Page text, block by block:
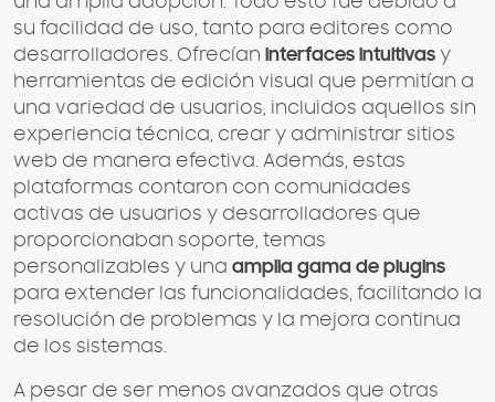
su facilidad de uso, tanto para editores como
desarrolladores. Ofrecían interfaces intuitivas y
herramientas de edición visual que permitían a
una variedad de usuarios, incluidos aquellos sin
experiencia técnica, crear y administrar sitios
web de manera efectiva. Además, estas
plataformas contaron con comunidades
activas de usuarios y desarrolladores que
proporcionaban soporte, temas
personalizables y una amplia gama de plugins
para extender las funcionalidades, facilitando la
resolución de problemas y la mejora continua
de los sistemas.
A pesar de ser menos avanzados que otras